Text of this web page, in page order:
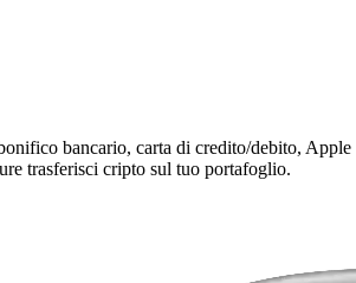
bancario, carta di credito/debito, Apple
trasferisci cripto sul tuo portafoglio.